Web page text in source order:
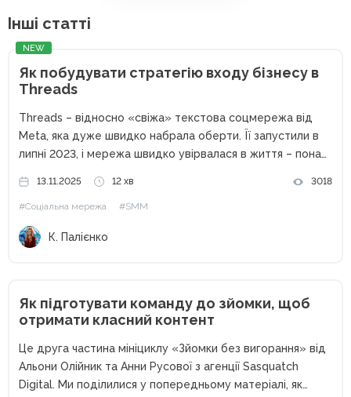
Інші статті
NEW
Як побудувати стратегію входу бізнесу в
Threads
Threads – відносно «свіжа» текстова соцмережа від
Meta, яка дуже швидко набрала оберти. Її запустили в
липні 2023, і мережа швидко увірвалася в життя – понад
вона навіть обігнала ChatGPT за...
13.11.2025 12 хв 3018
#Соціальна мережа #SMM
К. Палієнко
Як підготувати команду до зйомки, щоб
отримати класний контент
Це друга частина мініциклу «Зйомки без вигорання» від
Альони Олійник та Анни Русової з агенції Sasquatch
Digital. Ми поділилися у попередньому матеріалі, як